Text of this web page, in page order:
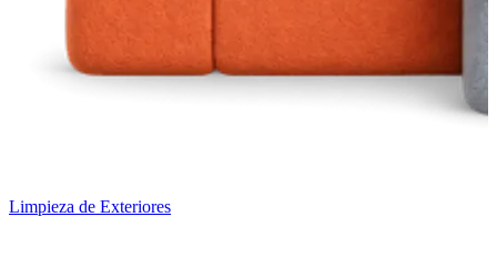
Limpieza de Exteriores